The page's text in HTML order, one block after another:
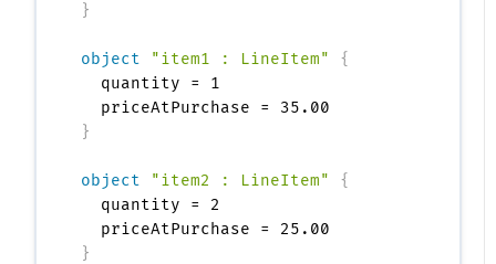
}
object "item1 : LineItem"
{
  quantity = 1
}
object "item2 : LineItem"
{
  quantity = 2
}